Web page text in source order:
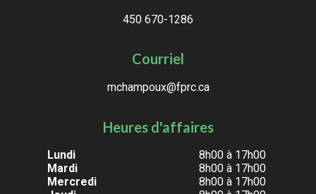
450 670-1286
Courriel
mchampoux@fprc.ca
Heures d'affaires
Lundi
8h00 à 17h00
Mardi
8h00 à 17h00
Mercredi
8h00 à 17h00